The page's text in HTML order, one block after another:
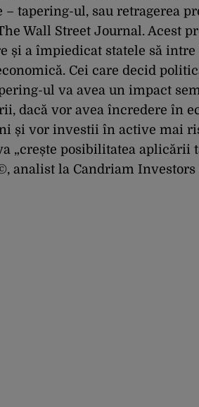
– tapering-ul, sau retragerea
Wall Street Journal. Acest
și a împiedicat statele să
Cei care decid
ul va avea un impact
dacă vor avea încredere în
și vor investii în active mai
„crește posibilitatea aplicării
analist la Candriam Investors